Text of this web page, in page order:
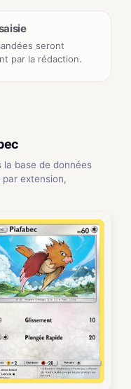
seront
par la rédaction.
la base de données
extension,